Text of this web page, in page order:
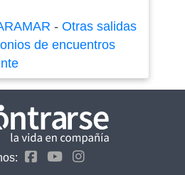
- Otras salidas
de encuentros